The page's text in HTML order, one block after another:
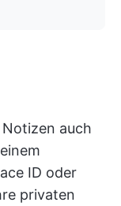
auch
ID oder
privaten